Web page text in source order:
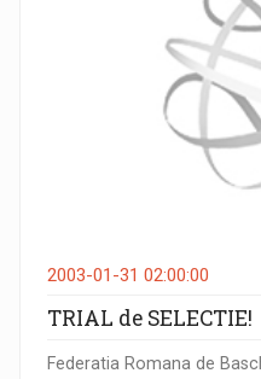
2003-01-31 02:00:00
TRIAL de SELECTIE!
Federatia Romana de